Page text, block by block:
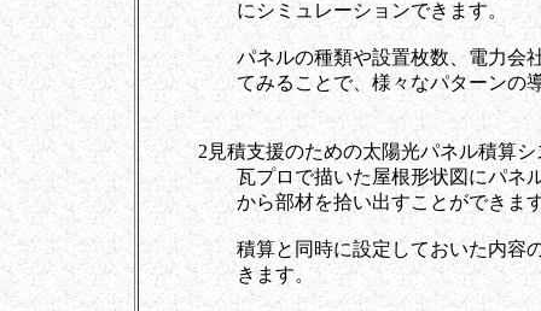
にシミュレーションできます。
パネルの種類や設置枚数、電力会社と
てみることで、様々なパターンの導入
2見積支援のための太陽光パネル積算シ
瓦プロで描いた屋根形状図にパネルを
から部材を拾い出すことができま
積算と同時に設定しておいた内容の見
きます。